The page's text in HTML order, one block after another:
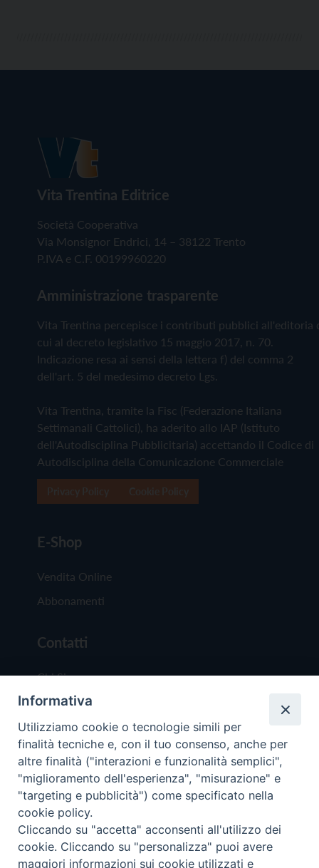
Vita Trentina Editrice
Società Cooperativa
Via Monsignor Endrici, 14 – 38122 Trento
P.IVA e C.F. 00199960220
Amministrazione trasparente
Vita Trentina percepisce i contributi pubblici all'editoria
cui al decreto legislativo 15 maggio 2017, n. 70.
Indicazione resa ai sensi della lettera f) del comma 2
dell'art. 5 del medesimo decreto Lgs.
Vita Trentina, tramite la Fisc (Federazione Italiana
Settimanali Cattolici), ha aderito allo IAP (Istituto
dell'Autodisciplina Pubblicitaria) accettando il Codice di
Autodisciplina della Comunicazione Commerciale
E-Shop
Vendita Online
Abbonamenti
Contatti
Chi Siamo
Redazione
Scrivici
Copyright © 2019 - Tutti i diritti riservati - Vita
Trentina Editrice
Informativa
Utilizziamo cookie o tecnologie simili per
finalità tecniche e, con il tuo consenso, anche per
altre finalità ("interazioni e funzionalità semplici",
"miglioramento dell'esperienza", "misurazione" e
"targeting e pubblicità") come specificato nella
cookie policy.
Cliccando su "accetta" acconsenti all'utilizzo dei
cookie. Cliccando su "personalizza" puoi avere
maggiori informazioni sui cookie utilizzati e